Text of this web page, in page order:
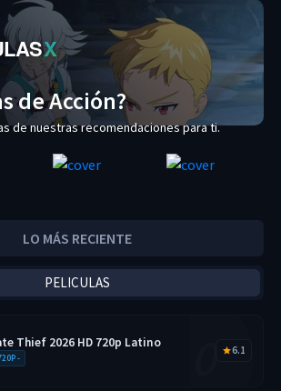
X
de Acción?
de nuestras recomendaciones para ti.
LO MÁS RECIENTE
PELICULAS
Thief 2026 HD 720p Latino
-
6.1